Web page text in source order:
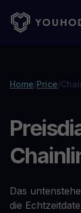
Home/Price/
Das
die